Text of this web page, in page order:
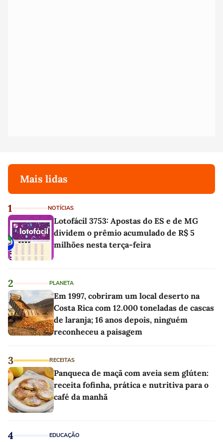
Mais lidas
1 NOTÍCIAS
Lotofácil 3753: Apostas do ES e de MG
dividem o prêmio acumulado de R$ 5
milhões nesta terça-feira
2 PLANETA
Em 1997, cobriram um local deserto na
Costa Rica com 12.000 toneladas de cascas
de laranja; 16 anos depois, ninguém
reconheceu a paisagem
3 RECEITAS
Panqueca de maçã com aveia sem glúten:
receita fofinha, prática e nutritiva para o
café da manhã
4 EDUCAÇÃO